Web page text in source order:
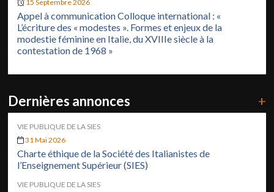
15 Septembre 2026
Appel à communication Colloque international : «
L’écriture des « modestes ». Formes et enjeux de la
modestie féminine en Italie, du XVIIIe siècle à la
contestation de 1968 »
Dernières annonces +
VIE PUBLIQUE DE LA SIES
31 Mai 2026
Charte éthique de la Société des Italianistes de
l’Enseignement Supérieur (SIES)
VIE PUBLIQUE DE LA SIES